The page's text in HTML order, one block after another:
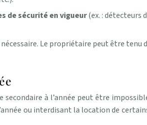
de sécurité en vigueur(ex. : détecteurs
Le propriétaire peut être tenu
à l’année peut être
ou interdisant la location de